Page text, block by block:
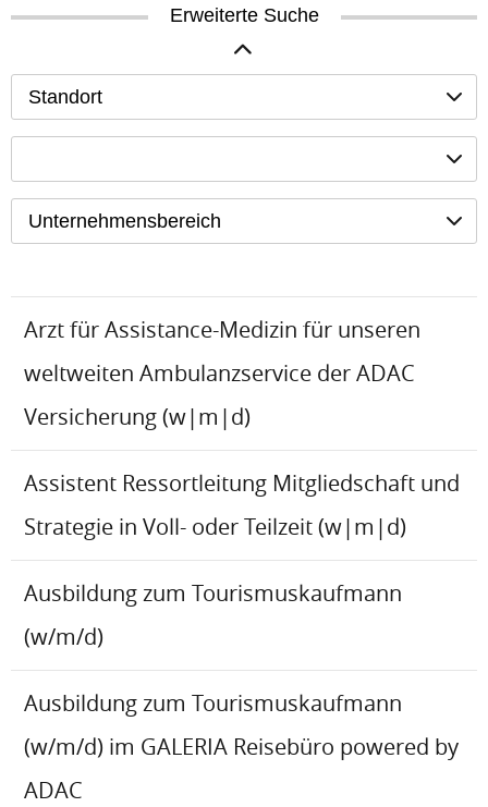
Erweiterte Suche
Standort
Unternehmensbereich
Arzt für Assistance-Medizin für unseren
weltweiten Ambulanzservice der ADAC
Versicherung (w|m|d)
Assistent Ressortleitung Mitgliedschaft und
Strategie in Voll- oder Teilzeit (w|m|d)
Ausbildung zum Tourismuskaufmann
(w/m/d)
Ausbildung zum Tourismuskaufmann
(w/m/d) im GALERIA Reisebüro powered by
ADAC